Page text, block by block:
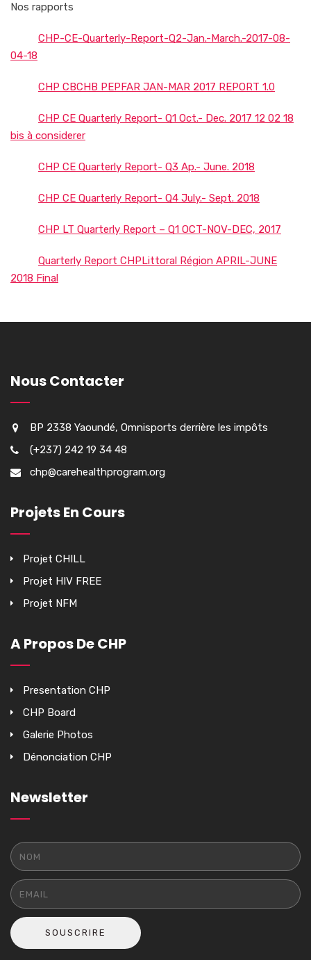
Nos rapports
CHP-CE-Quarterly-Report-Q2-Jan.-March.-2017-08-
04-18
CHP CBCHB PEPFAR JAN-MAR 2017 REPORT 1.0
CHP CE Quarterly Report- Q1 Oct.- Dec. 2017 12 02 18
bis à considerer
CHP CE Quarterly Report- Q3 Ap.- June. 2018
CHP CE Quarterly Report- Q4 July.- Sept. 2018
CHP LT Quarterly Report – Q1 OCT-NOV-DEC, 2017
Quarterly Report CHPLittoral Région APRIL-JUNE
2018 Final
Nous Contacter
BP 2338 Yaoundé, Omnisports derrière les impôts
(+237) 242 19 34 48
chp@carehealthprogram.org
Projets En Cours
Projet CHILL
Projet HIV FREE
Projet NFM
A Propos De CHP
Presentation CHP
CHP Board
Galerie Photos
Dénonciation CHP
Newsletter
SOUSCRIRE